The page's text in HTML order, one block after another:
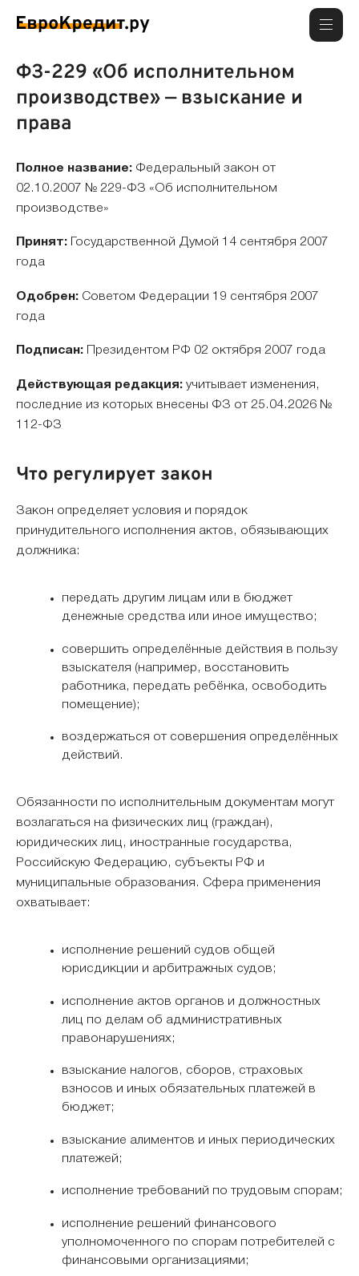
ФЗ-229 «Об исполнительном
производстве» — взыскание и
права
Полное название: Федеральный закон от
02.10.2007 № 229-ФЗ «Об исполнительном
производстве»
Принят: Государственной Думой 14 сентября 2007
года
Одобрен: Советом Федерации 19 сентября 2007
года
Подписан: Президентом РФ 02 октября 2007 года
Действующая редакция: учитывает изменения,
последние из которых внесены ФЗ от 25.04.2026 №
112-ФЗ
Что регулирует закон
Закон определяет условия и порядок
принудительного исполнения актов, обязывающих
должника:
передать другим лицам или в бюджет
денежные средства или иное имущество;
совершить определённые действия в пользу
взыскателя (например, восстановить
работника, передать ребёнка, освободить
помещение);
воздержаться от совершения определённых
действий.
Обязанности по исполнительным документам могут
возлагаться на физических лиц (граждан),
юридических лиц, иностранные государства,
Российскую Федерацию, субъекты РФ и
муниципальные образования. Сфера применения
охватывает:
исполнение решений судов общей
юрисдикции и арбитражных судов;
исполнение актов органов и должностных
лиц по делам об административных
правонарушениях;
взыскание налогов, сборов, страховых
взносов и иных обязательных платежей в
бюджет;
взыскание алиментов и иных периодических
платежей;
исполнение требований по трудовым спорам;
исполнение решений финансового
уполномоченного по спорам потребителей с
финансовыми организациями;